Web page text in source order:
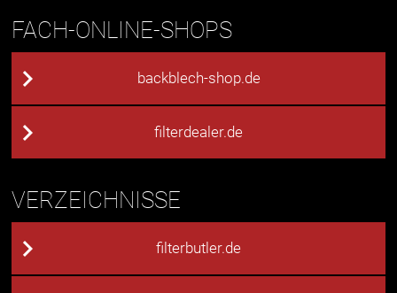
FACH-ONLINE-SHOPS
backblech-shop.de
filterdealer.de
VERZEICHNISSE
filterbutler.de